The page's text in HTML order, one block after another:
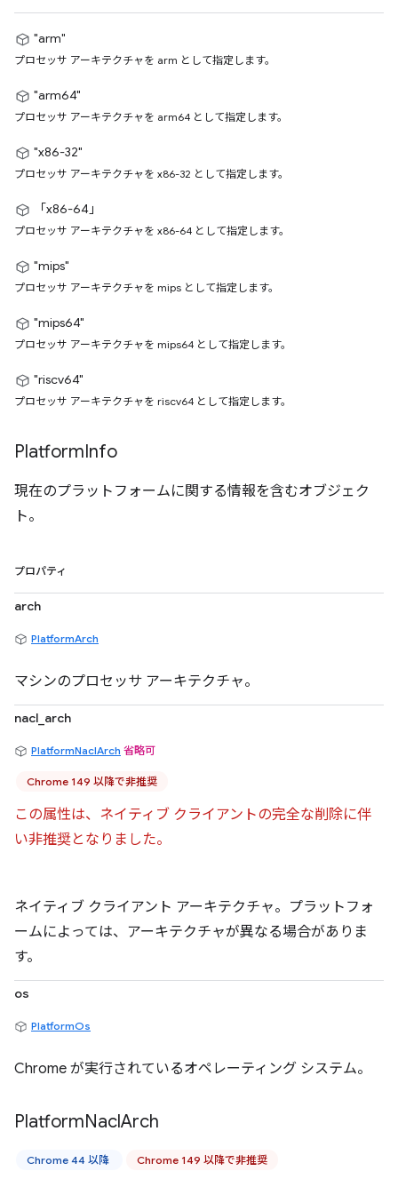
"arm"
プロセッサ アーキテクチャを arm として指定します。
"arm64"
プロセッサ アーキテクチャを arm64 として指定します。
"x86-32"
プロセッサ アーキテクチャを x86-32 として指定します。
「x86-64」
プロセッサ アーキテクチャを x86-64 として指定します。
"mips"
プロセッサ アーキテクチャを mips として指定します。
"mips64"
プロセッサ アーキテクチャを mips64 として指定します。
"riscv64"
プロセッサ アーキテクチャを riscv64 として指定します。
PlatformInfo
現在のプラットフォームに関する情報を含むオブジェク
ト。
プロパティ
arch
PlatformArch
マシンのプロセッサ アーキテクチャ。
nacl_arch
PlatformNaclArch 省略可
Chrome 149 以降で非推奨
この属性は、ネイティブ クライアントの完全な削除に伴
い非推奨となりました。
ネイティブ クライアント アーキテクチャ。プラットフォ
ームによっては、アーキテクチャが異なる場合がありま
す。
os
PlatformOs
Chrome が実行されているオペレーティング システム。
PlatformNaclArch
Chrome 44 以降 Chrome 149 以降で非推奨